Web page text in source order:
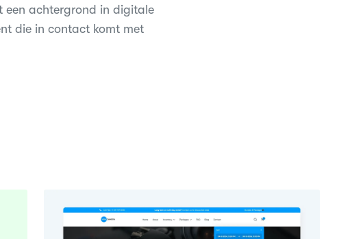
een achtergrond in digitale
die in contact komt met